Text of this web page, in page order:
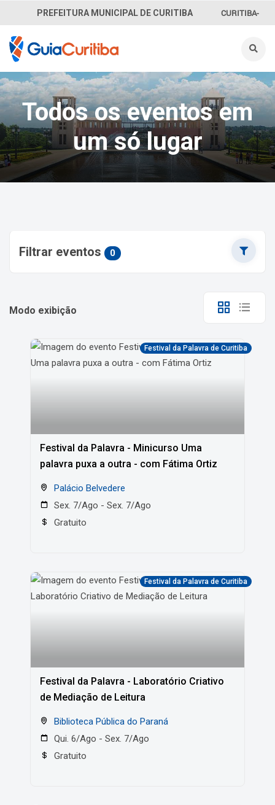
PREFEITURA MUNICIPAL DE CURITIBA CURITIBA-
INFORMAÇÃO
SECRETARIAS
Todos os eventos em
um só lugar
Filtrar eventos 0
Modo exibição
Festival da Palavra de Curitiba
Festival da Palavra - Minicurso Uma
palavra puxa a outra - com Fátima Ortiz
Palácio Belvedere
Sex. 7/Ago - Sex. 7/Ago
Gratuito
Festival da Palavra de Curitiba
Festival da Palavra - Laboratório Criativo
de Mediação de Leitura
Biblioteca Pública do Paraná
Qui. 6/Ago - Sex. 7/Ago
Gratuito